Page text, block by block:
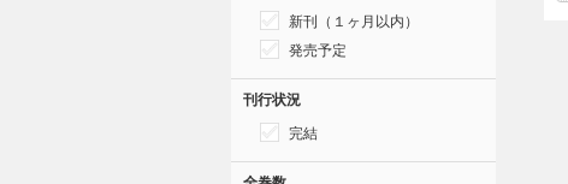
新刊（１ヶ月以内）
発売予定
刊行状況
完結